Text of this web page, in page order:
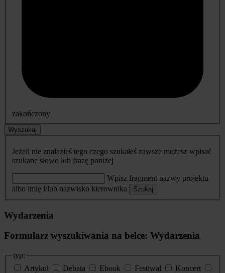
zakończony
Wyszukaj
Jeżeli nie znalazłeś tego czego szukałeś zawsze możesz wpisać
szukane słowo lub frazę poniżej
Wpisz fragment nazwy projektu
albo imię i/lub nazwisko kierownika
Szukaj
Wydarzenia
Formularz wyszukiwania na belce: Wydarzenia
typ:
Artykuł
Debata Ebook Festiwal
Koncert